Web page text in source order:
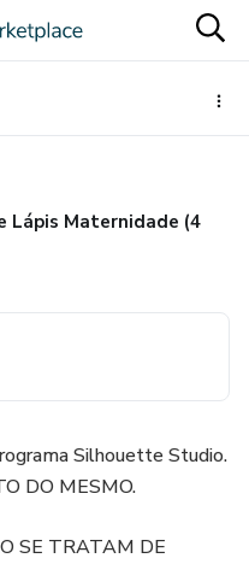
Lápis Maternidade (4
Silhouette Studio.
DO MESMO.
SE TRATAM DE